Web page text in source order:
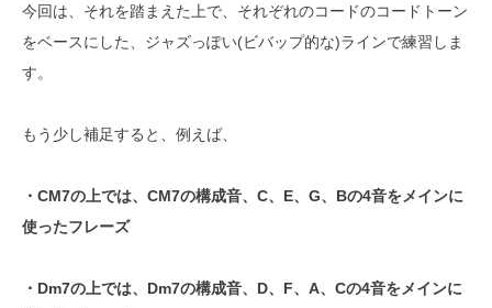
今回は、それを踏まえた上で、それぞれのコードのコードトーン
をベースにした、ジャズっぽい(ビバップ的な)ラインで練習しま
す。
もう少し補足すると、例えば、
・CM7の上では、CM7の構成音、C、E、G、Bの4音をメインに
使ったフレーズ
・Dm7の上では、Dm7の構成音、D、F、A、Cの4音をメインに